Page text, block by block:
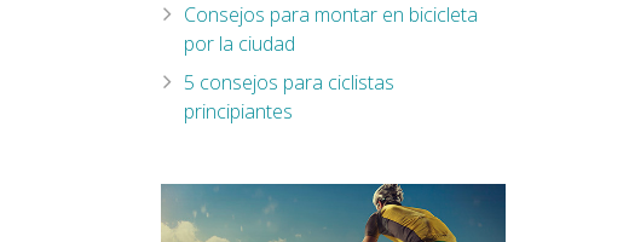
Consejos para montar en bicicleta
por la ciudad
5 consejos para ciclistas
principiantes